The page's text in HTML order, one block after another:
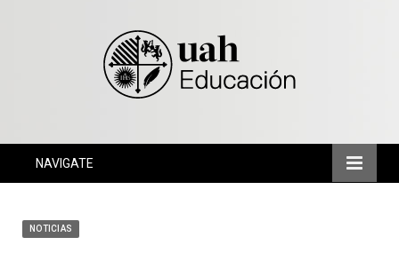
NAVIGATE
NOTICIAS